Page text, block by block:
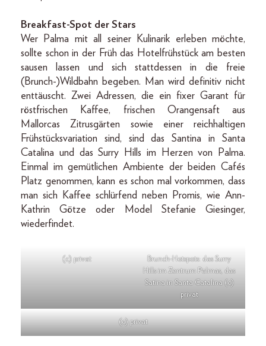
Breakfast-Spot der Stars
Wer Palma mit all seiner Kulinarik erleben möchte,
sollte schon in der Früh das Hotelfrühstück am besten
sausen lassen und sich stattdessen in die freie
(Brunch-)Wildbahn begeben. Man wird definitiv nicht
enttäuscht. Zwei Adressen, die ein fixer Garant für
röstfrischen Kaffee, frischen Orangensaft aus
Mallorcas Zitrusgärten sowie einer reichhaltigen
Frühstücksvariation sind, sind das Santina in Santa
Catalina und das Surry Hills im Herzen von Palma.
Einmal im gemütlichen Ambiente der beiden Cafés
Platz genommen, kann es schon mal vorkommen, dass
man sich Kaffee schlürfend neben Promis, wie Ann-
Kathrin Götze oder Model Stefanie Giesinger,
wiederfindet.
(c) privat
Brunch-Hotspots: das Surry
Hills im Zentrum Palmas, das
Satina in Santa Catalina (c)
privat
(c) privat